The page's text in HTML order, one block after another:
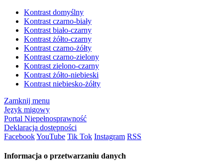
Kontrast domyślny
Kontrast czarno-biały
Kontrast biało-czarny
Kontrast żółto-czarny
Kontrast czarno-żółty
Kontrast czarno-zielony
Kontrast zielono-czarny
Kontrast żółto-niebieski
Kontrast niebiesko-żółty
Zamknij menu
Język migowy
Portal Niepełnosprawność
Deklaracja dostępności
FacebookYouTube Tik Tok Instagram RSS
Informacja o przetwarzaniu danych